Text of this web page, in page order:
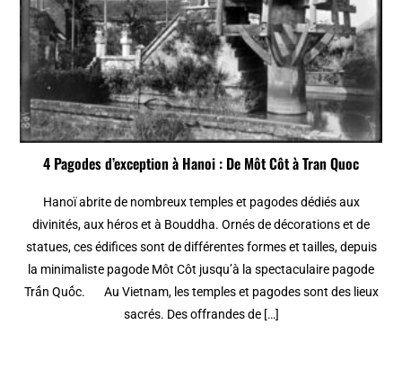
4 Pagodes d’exception à Hanoi : De Môt Côt à Tran Quoc
Hanoï abrite de nombreux temples et pagodes dédiés aux
divinités, aux héros et à Bouddha. Ornés de décorations et de
statues, ces édifices sont de différentes formes et tailles, depuis
la minimaliste pagode Môt Côt jusqu’à la spectaculaire pagode
Trấn Quốc. Au Vietnam, les temples et pagodes sont des lieux
sacrés. Des offrandes de […]